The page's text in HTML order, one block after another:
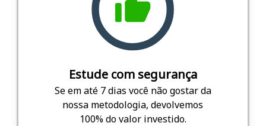
Estude com segurança
Se em até 7 dias você não gostar da
nossa metodologia, devolvemos
100% do valor investido.